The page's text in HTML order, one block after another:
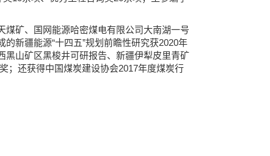
矿、国网能源哈密煤电有限公司大南湖一号
新疆能源“十四五”规划前瞻性研究获2020年
黑山矿区黑梭井可研报告、新疆伊犁皮里青矿
；还获得中国煤炭建设协会2017年度煤炭行